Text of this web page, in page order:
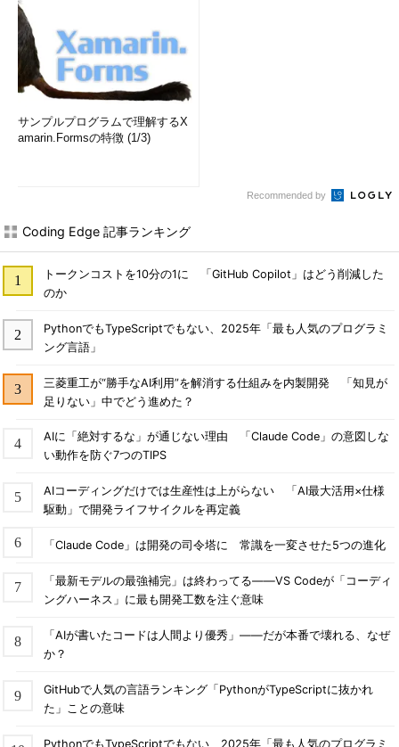
サンプルプログラムで理解するX
amarin.Formsの特徴 (1/3)
Recommended by
Coding Edge 記事ランキング
トークンコストを10分の1に 「GitHub Copilot」はどう削減した
のか
PythonでもTypeScriptでもない、2025年「最も人気のプログラミ
ング言語」
三菱重工が“勝手なAI利用”を解消する仕組みを内製開発 「知見が
足りない」中でどう進めた？
AIに「絶対するな」が通じない理由 「Claude Code」の意図しな
い動作を防ぐ7つのTIPS
AIコーディングだけでは生産性は上がらない 「AI最大活用×仕様
駆動」で開発ライフサイクルを再定義
「Claude Code」は開発の司令塔に 常識を一変させた5つの進化
「最新モデルの最強補完」は終わってる――VS Codeが「コーディ
ングハーネス」に最も開発工数を注ぐ意味
「AIが書いたコードは人間より優秀」――だが本番で壊れる、なぜ
か？
GitHubで人気の言語ランキング「PythonがTypeScriptに抜かれ
た」ことの意味
PythonでもTypeScriptでもない、2025年「最も人気のプログラミ